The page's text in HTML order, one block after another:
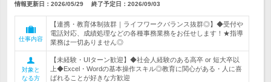
情報更新日：2026/05/29 終了予定日： 2026/09/03
仕事内容
【連携・教育体制抜群｜ライフワークバランス抜群◎】◆受付や
電話対応、成績処理などの各種事務業務をお任せします！★指導
業務は一切ありません◎
対象と
なる方
【未経験・UIターン歓迎】◆社会人経験のある高卒 or 短大卒以
上◆Excel・Wordの基本操作スキル◎教育に関心がある・人に喜
ばれることが好きな方歓迎